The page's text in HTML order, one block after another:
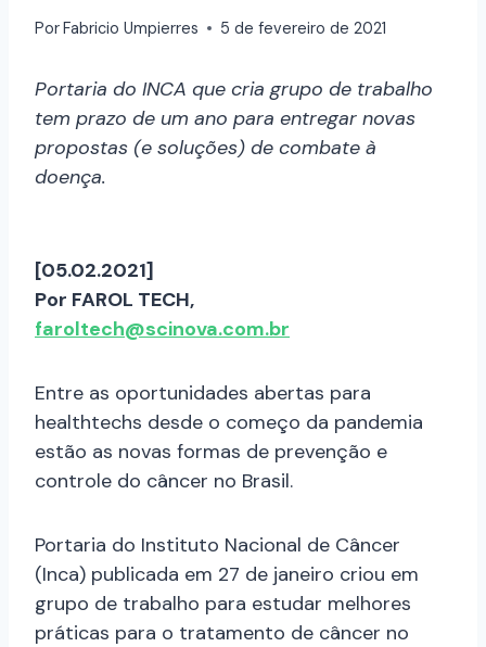
PorFabricio Umpierres 5 de fevereiro de 2021
Portaria do INCA que cria grupo de trabalho
tem prazo de um ano para entregar novas
propostas (e soluções) de combate à
doença.
[05.02.2021]
Por FAROL TECH,
faroltech@scinova.com.br
Entre as oportunidades abertas para
healthtechs desde o começo da pandemia
estão as novas formas de prevenção e
controle do câncer no Brasil.
Portaria do Instituto Nacional de Câncer
(Inca) publicada em 27 de janeiro criou em
grupo de trabalho para estudar melhores
práticas para o tratamento de câncer no